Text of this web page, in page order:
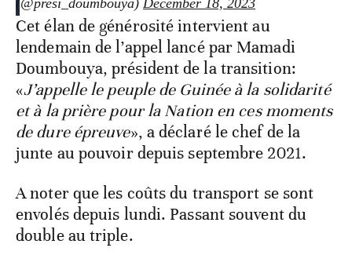
(@presi_doumbouya) December 18, 2023
Cet élan de générosité intervient au
lendemain de l’appel lancé par Mamadi
Doumbouya, président de la transition:
«J’appelle le peuple de Guinée à la solidarité
et à la prière pour la Nation en ces moments
de dure épreuve», a déclaré le chef de la
junte au pouvoir depuis septembre 2021.
A noter que les coûts du transport se sont
envolés depuis lundi. Passant souvent du
double au triple.